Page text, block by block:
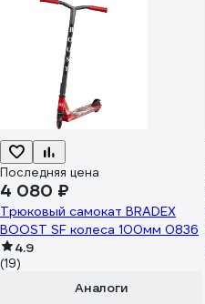
Последняя цена
4 080 ₽
Трюковый самокат BRADEX
BOOST SF колеса 100мм 0836
4.9
(19)
Аналоги